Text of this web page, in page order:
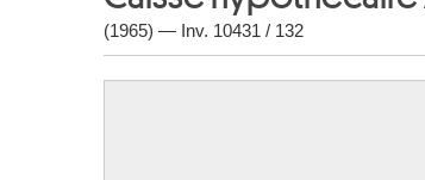
(1965) — Inv. 10431 / 132